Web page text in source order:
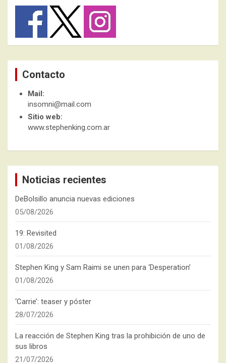
Contacto
Mail:
insomni@mail.com
Sitio web:
www.stephenking.com.ar
Noticias recientes
DeBolsillo anuncia nuevas ediciones
05/08/2026
19: Revisited
01/08/2026
Stephen King y Sam Raimi se unen para ‘Desperation’
01/08/2026
‘Carrie’: teaser y póster
28/07/2026
La reacción de Stephen King tras la prohibición de uno de
sus libros
21/07/2026